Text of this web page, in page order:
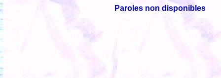
Paroles non disponibles